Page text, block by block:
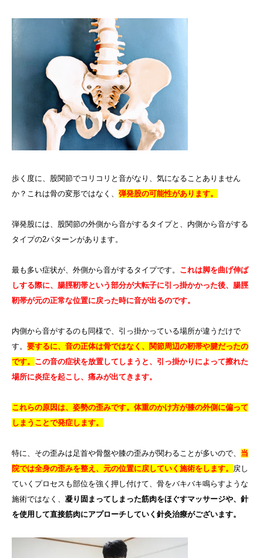
歩く度に、股関節でコリコリと音がなり、気になることありません
か？これは骨の変形ではなく、 弾発股の可能性があります。
弾発股には、股関節の外側から音がするタイプと、内側から音がする
タイプの2パターンがあります。
最も多い症状が、外側から音がするタイプです。 これは脚を曲げ伸ば
しする際に、腸脛靭帯という部分が大転子に引っ掛かかった後、腸脛
靭帯が元の正常な位置に戻った時に音が出るのです。
内側から音がするのも同様で、引っ掛かっている場所が違うだけで
す。 要するに、音の正体は骨ではなく、関節周辺の靭帯や腱だったの
です。 この音の症状を放置してしまうと、引っ掛かりによって擦れた
場所に炎症を起こし、痛みが出てきます。
これらの原因は、姿勢の歪みです。体重のかけ方が膝の外側に偏って
しまうことで発症します。
特に、その歪みは足首や骨盤や膝の歪みが関わることが多いので、 当
院では全身の歪みを整え、元の位置に戻していく施術をします。
戻し
ていくプロセスも部位を強く押し付けて、骨をバキバキ鳴らすような
施術ではなく、 凝り固まってしまった筋肉をほぐすマッサージや、針
を使用して直接筋肉にアプローチしていく針灸治療がございます。